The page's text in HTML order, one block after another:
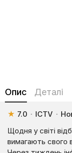
Опис Деталі
★ 7.0 · ICTV ·
Щодня у світі
вимагають свого